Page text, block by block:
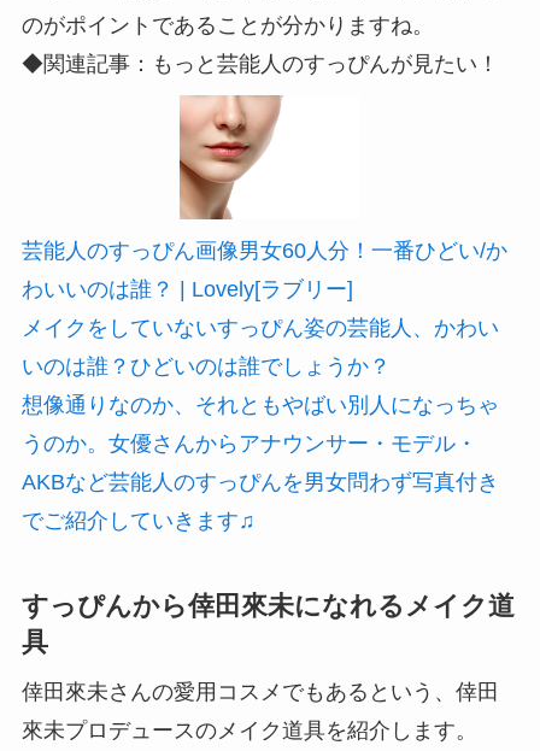
のがポイントであることが分かりますね。
◆関連記事：もっと芸能人のすっぴんが見たい！
芸能人のすっぴん画像男女60人分！一番ひどい/か
わいいのは誰？ | Lovely[ラブリー]
メイクをしていないすっぴん姿の芸能人、かわい
いのは誰？ひどいのは誰でしょうか？
想像通りなのか、それともやばい別人になっちゃ
うのか。女優さんからアナウンサー・モデル・
AKBなど芸能人のすっぴんを男女問わず写真付き
でご紹介していきます♫
すっぴんから倖田來未になれるメイク道
具
倖田來未さんの愛用コスメでもあるという、倖田
來未プロデュースのメイク道具を紹介します。